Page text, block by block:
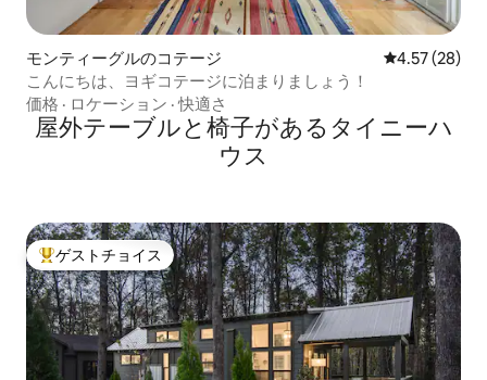
モンティーグルのコテージ レビュー28
4.57 (28)
こんにちは、ヨギコテージに泊まりましょう！
価格 · ロケーション ·快適さ
屋外テーブルと椅子があるタイニーハ
ウス
大好評のゲストチョイスです。
ゲストチョイス